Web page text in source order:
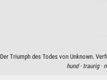
Der Triumph des Todes von Unknown.
hund · traurig ·